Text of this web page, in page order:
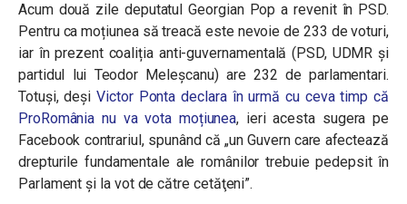
Acum două zile deputatul Georgian Pop a revenit în PSD.
Pentru ca moțiunea să treacă este nevoie de 233 de voturi,
iar în prezent coaliția anti-guvernamentală (PSD, UDMR și
partidul lui Teodor Meleșcanu) are 232 de parlamentari.
Totuși, deșiVictor Ponta declara în urmă cu ceva timp că
ProRomânia nu va vota moțiunea, ieri acesta sugera pe
Facebook contrariul, spunând că „un Guvern care afectează
drepturile fundamentale ale românilor trebuie pedepsit în
Parlament şi la vot de către cetăţeni”.